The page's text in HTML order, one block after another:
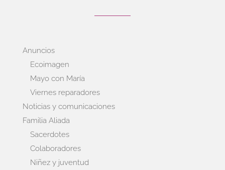
Anuncios
Ecoimagen
Mayo con María
Viernes reparadores
Noticias y comunicaciones
Familia Aliada
Sacerdotes
Colaboradores
Niñez y juventud